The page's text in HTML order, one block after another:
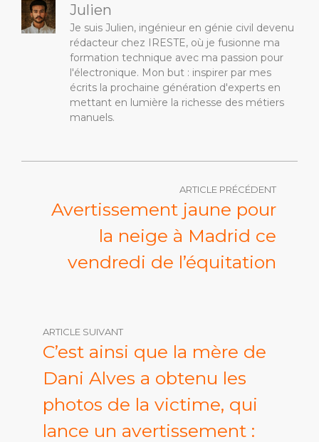
Julien
Je suis Julien, ingénieur en génie civil devenu
rédacteur chez IRESTE, où je fusionne ma
formation technique avec ma passion pour
l'électronique. Mon but : inspirer par mes
écrits la prochaine génération d'experts en
mettant en lumière la richesse des métiers
manuels.
ARTICLE PRÉCÉDENT
Avertissement jaune pour
la neige à Madrid ce
vendredi de l’équitation
ARTICLE SUIVANT
C’est ainsi que la mère de
Dani Alves a obtenu les
photos de la victime, qui
lance un avertissement :